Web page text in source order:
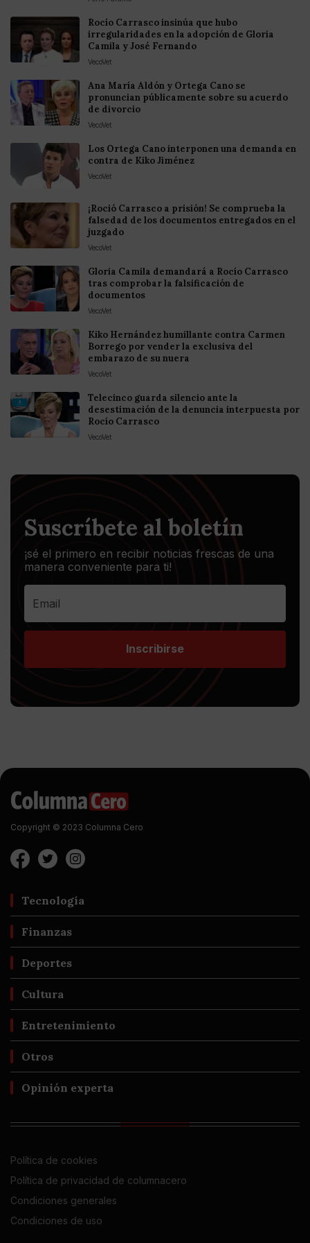
Rocío Carrasco insinúa que hubo
irregularidades en la adopción de Gloria
Camila y José Fernando
VecoVet
Ana María Aldón y Ortega Cano se
pronuncian públicamente sobre su acuerdo
de divorcio
VecoVet
Los Ortega Cano interponen una demanda en
contra de Kiko Jiménez
VecoVet
¡Roció Carrasco a prisión! Se comprueba la
falsedad de los documentos entregados en el
juzgado
VecoVet
Gloria Camila demandará a Rocío Carrasco
tras comprobar la falsificación de
documentos
VecoVet
Kiko Hernández humillante contra Carmen
Borrego por vender la exclusiva del
embarazo de su nuera
VecoVet
Telecinco guarda silencio ante la
desestimación de la denuncia interpuesta por
Rocío Carrasco
VecoVet
Suscríbete al boletín
¡sé el primero en recibir noticias frescas de una
manera conveniente para ti!
Inscribirse
Copyright © 2023 Columna Cero
Tecnología
Finanzas
Deportes
Cultura
Entretenimiento
Otros
Opinión experta
Política de cookies
Política de privacidad de columnacero
Condiciones generales
Condiciones de uso